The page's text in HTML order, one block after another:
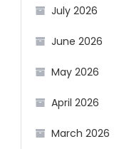
July 2026
June 2026
May 2026
April 2026
March 2026